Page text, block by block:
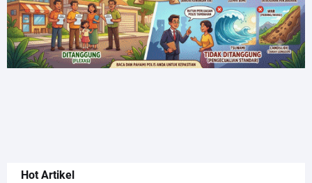
Hot Artikel